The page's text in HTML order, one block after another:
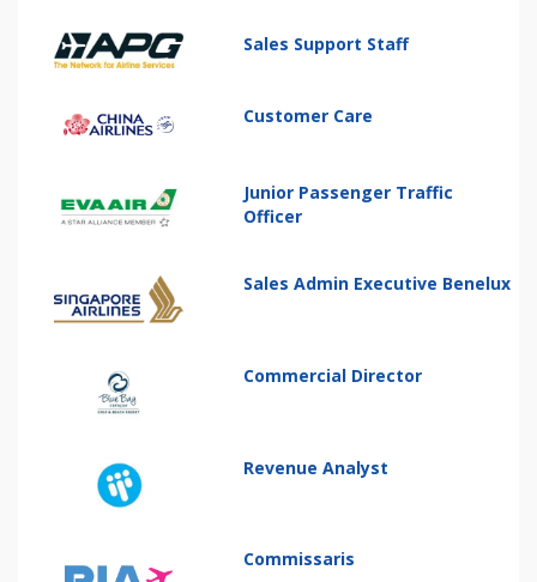
Sales Support Staff
Customer Care
Junior Passenger Traffic
Officer
Sales Admin Executive Benelux
Commercial Director
Revenue Analyst
Commissaris